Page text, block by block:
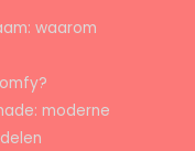
waarom
moderne